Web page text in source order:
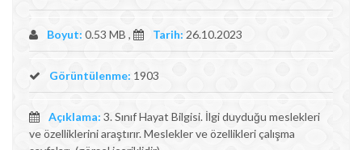
Boyut: 0.53 MB , Tarih: 26.10.2023
Görüntülenme: 1903
Açıklama: 3. Sınıf Hayat Bilgisi. İlgi duyduğu meslekleri
ve özelliklerini araştırır. Meslekler ve özellikleri çalışma